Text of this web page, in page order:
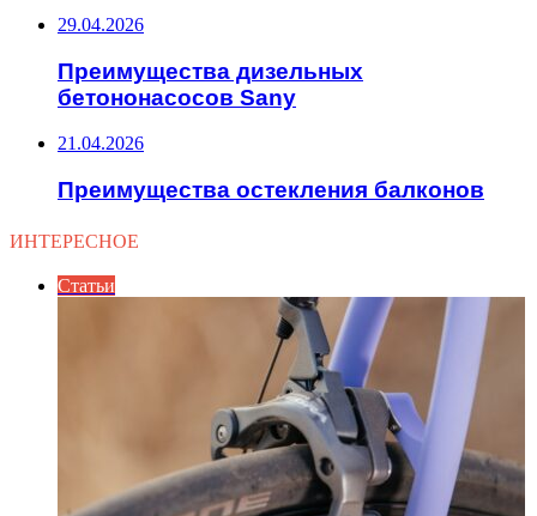
29.04.2026
Преимущества дизельных
бетононасосов Sany
21.04.2026
Преимущества остекления балконов
ИНТЕРЕСНОЕ
Статьи